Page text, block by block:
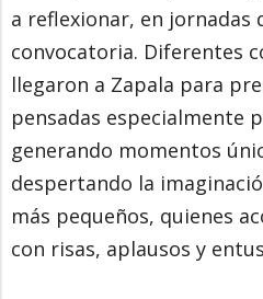
a reflexionar, en jornadas
convocatoria. Diferentes
llegaron a Zapala para
pensadas especialmente
generando momentos
despertando la
más pequeños, quienes
con risas, aplausos y